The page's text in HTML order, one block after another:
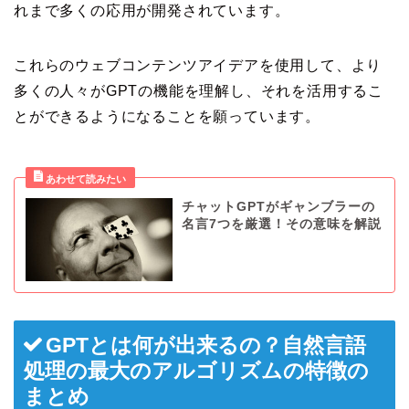
れまで多くの応用が開発されています。
これらのウェブコンテンツアイデアを使用して、より
多くの人々がGPTの機能を理解し、それを活用するこ
とができるようになることを願っています。
チャットGPTがギャンブラーの
名言7つを厳選！その意味を解説
GPTとは何が出来るの？自然言語
処理の最大のアルゴリズムの特徴の
まとめ